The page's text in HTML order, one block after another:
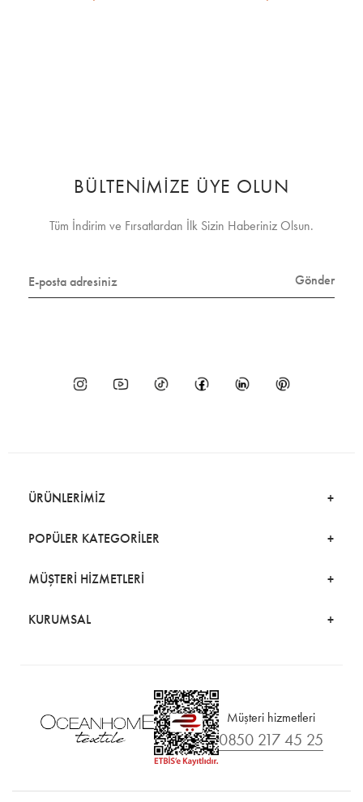
BÜLTENİMİZE ÜYE OLUN
Tüm İndirim ve Fırsatlardan İlk Sizin Haberiniz Olsun.
Gönder
ÜRÜNLERİMİZ
POPÜLER KATEGORİLER
MÜŞTERİ HİZMETLERİ
KURUMSAL
Müşteri hizmetleri
0850 217 45 25